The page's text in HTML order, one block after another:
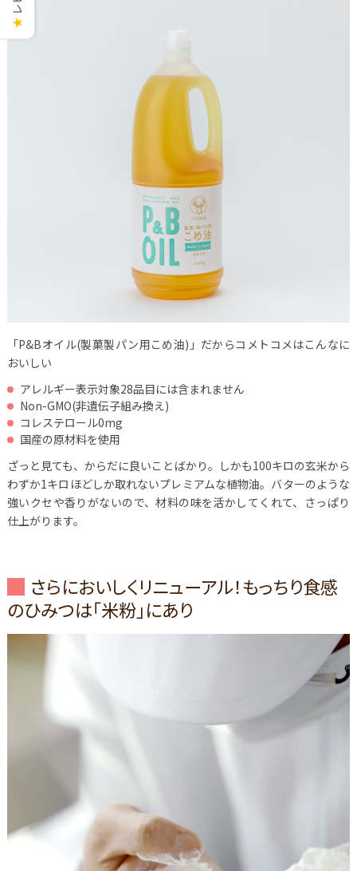
「P&Bオイル(製菓製パン用こめ油)」だからコメトコメはこんなに
おいしい
アレルギー表示対象28品目には含まれません
Non-GMO(非遺伝子組み換え)
コレステロール0mg
国産の原材料を使用
ざっと見ても、からだに良いことばかり。しかも100キロの玄米から
わずか1キロほどしか取れないプレミアムな植物油。バターのような
強いクセや香りがないので、材料の味を活かしてくれて、さっぱり
仕上がります。
さらにおいしくリニューアル！もっちり食感
のひみつは「米粉」にあり
★